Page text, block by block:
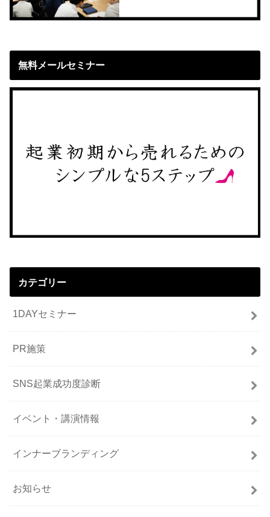
無料メールセミナー
カテゴリー
1DAYセミナー
PR施策
SNS起業成功度診断
イベント・講演情報
インナーブランディング
お知らせ